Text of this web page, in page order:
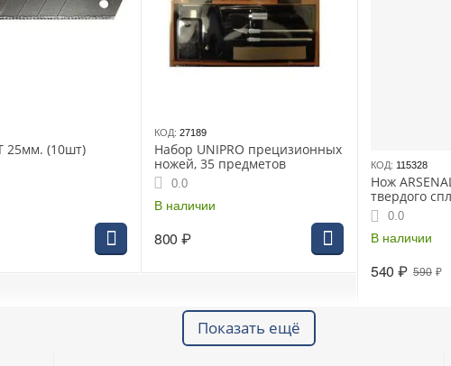
25мм. (10шт)
КОД: 27189
Набор UNIPRO прецизионных
ножей, 35 предметов
0.0
В наличии
800 ₽
КОД: 115328
Нож
твердого
40/255/25,4/
-
0.0
В наличии
590 ₽
540 ₽
Показать ещё